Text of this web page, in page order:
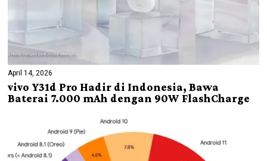
April 14, 2026
vivo Y31d Pro Hadir di Indonesia, Bawa
Baterai 7.000 mAh dengan 90W FlashCharge